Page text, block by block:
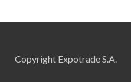
Copyright Expotrade S.A.